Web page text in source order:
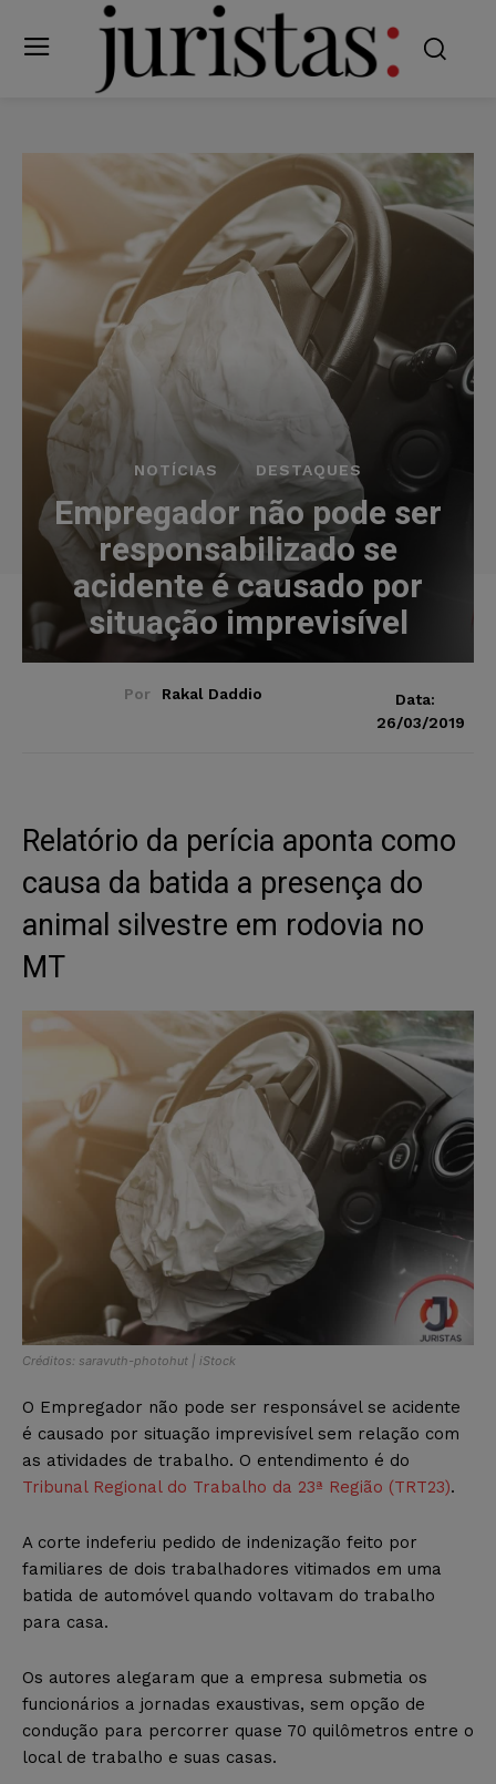
NOTÍCIAS DESTAQUES
Empregador não pode ser
responsabilizado se
acidente é causado por
situação imprevisível
Por Rakal Daddio
Data:
26/03/2019
Relatório da perícia aponta como
causa da batida a presença do
animal silvestre em rodovia no
MT
Créditos: saravuth-photohut | iStock
O Empregador não pode ser responsável se acidente
é causado por situação imprevisível sem relação com
as atividades de trabalho. O entendimento é do
Tribunal Regional do Trabalho da 23ª Região (TRT23).
A corte indeferiu pedido de indenização feito por
familiares de dois trabalhadores vitimados em uma
batida de automóvel quando voltavam do trabalho
para casa.
Os autores alegaram que a empresa submetia os
funcionários a jornadas exaustivas, sem opção de
condução para percorrer quase 70 quilômetros entre o
local de trabalho e suas casas.